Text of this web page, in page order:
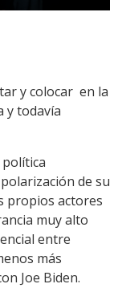
y colocar en la
y todavía
de su
propios actores
muy alto
entre
más
Joe Biden.